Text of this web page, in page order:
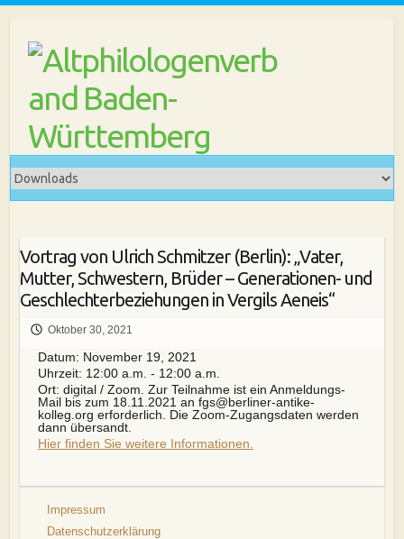
content
Vortrag von Ulrich Schmitzer (Berlin): „Vater,
Mutter, Schwestern, Brüder – Generationen- und
Geschlechterbeziehungen in Vergils Aeneis“
Oktober 30, 2021
Datum: November 19, 2021
Uhrzeit: 12:00 a.m. - 12:00 a.m.
Ort: digital / Zoom. Zur Teilnahme ist ein Anmeldungs-
Mail bis zum 18.11.2021 an fgs@berliner-antike-
kolleg.org erforderlich. Die Zoom-Zugangsdaten werden
dann übersandt.
Hier finden Sie weitere Informationen.
Impressum
Datenschutzerklärung